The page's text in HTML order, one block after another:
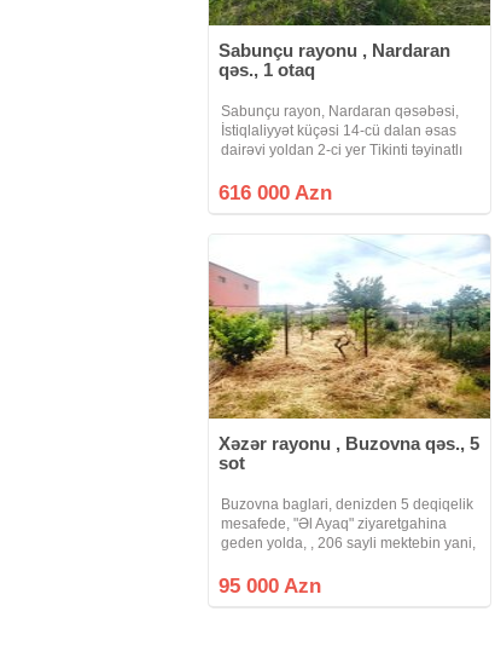
Sabunçu rayonu , Nardaran
qəs., 1 otaq
Sabunçu rayon, Nardaran qəsəbəsi,
İstiqlaliyyət küçəsi 14-cü dalan əsas
dairəvi yoldan 2-ci yer Tikinti təyinatlı
KUPÇA Kod: Sea 1004 Qeyd: Müştəri
616 000 Azn
Xəzər rayonu , Buzovna qəs., 5
sot
Buzovna baglari, denizden 5 deqiqelik
mesafede, "Əl Ayaq" ziyaretgahina
geden yolda, , 206 sayli mektebin yani,
satilir. Das hasar, butun komunikasiyya
95 000 Azn